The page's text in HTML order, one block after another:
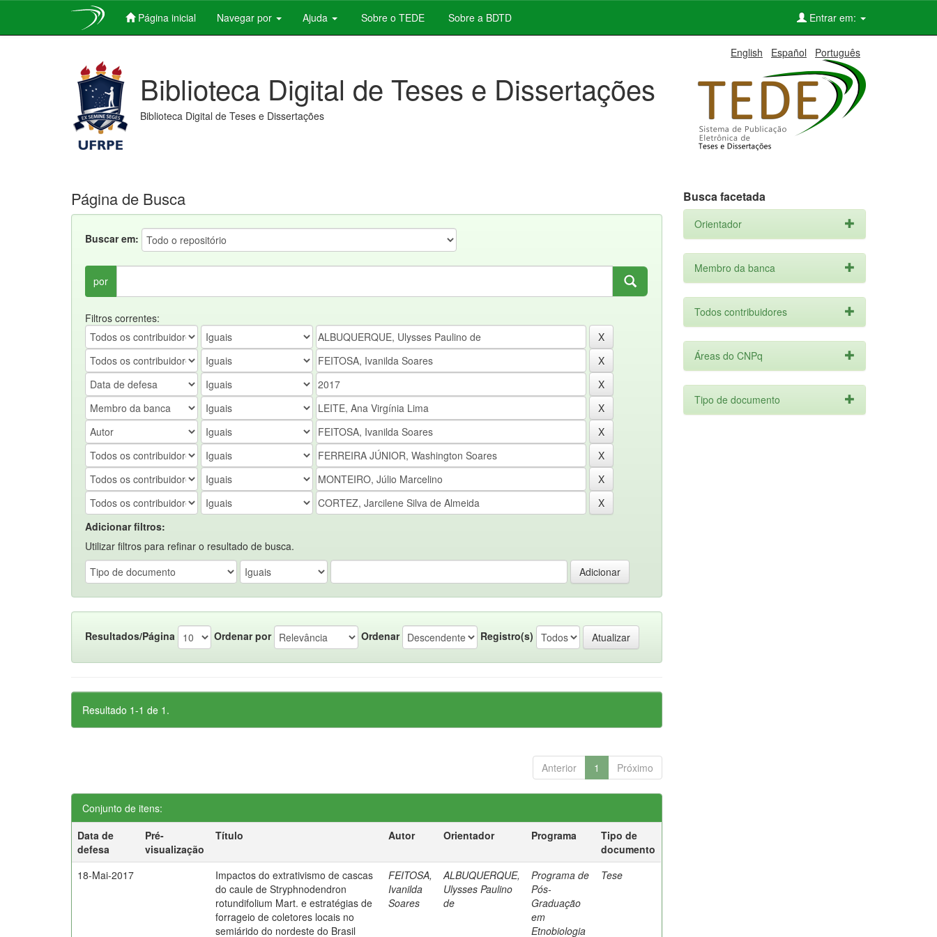
Página inicial Navegar por Ajuda Sobre o TEDE Sobre a BDTD Entrar em:
English Español Português
Biblioteca Digital de Teses e Dissertações
Biblioteca Digital de Teses e Dissertações
Página de Busca
Buscar em:
por
Filtros correntes:
Adicionar filtros:
Utilizar filtros para refinar o resultado de busca.
Resultados/Página Ordenar por Ordenar Registro(s)
Resultado 1-1 de 1.
Anterior 1 Próximo
Conjunto de itens:
Data de
defesa
Pré-
visualização
Título Autor Orientador Programa
Tipo de
documento
18-Mai-2017
Impactos do extrativismo de cascas
do caule de Stryphnodendron
rotundifolium Mart. e estratégias de
forrageio de coletores locais no
semiárido do nordeste do Brasil
FEITOSA,
Ivanilda
Soares
ALBUQUERQUE,
Ulysses Paulino
de
Programa de
Pós-
Graduação
em
Etnobiologia
Tese
Busca facetada
Orientador
Membro da banca
Todos contribuidores
Áreas do CNPq
Tipo de documento